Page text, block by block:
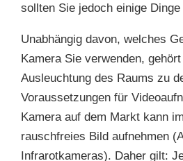
sollten Sie jedoch einige
Unabhängig davon, welches
Kamera Sie verwenden,
Ausleuchtung des Raums zu
Voraussetzungen für
Kamera auf dem Markt kann
rauschfreies Bild aufnehmen
Infrarotkameras). Daher gilt: